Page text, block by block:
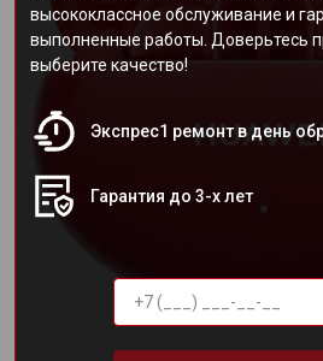
высококлассное обслуживание и
выполненные работы. Доверьтесь
выберите качество!
Экспрес1 ремонт в день
Гарантия до 3-х лет